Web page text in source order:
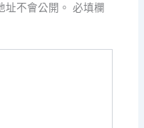
不會公開。 必填欄